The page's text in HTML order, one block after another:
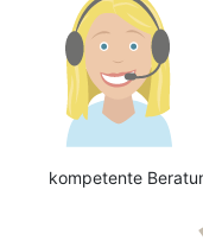
kompetente